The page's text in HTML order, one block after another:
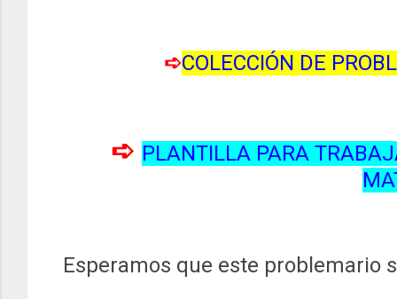
➪COLECCIÓN DE
➪ PLANTILLA PARA
Esperamos que este problemario